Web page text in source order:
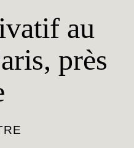
au
près